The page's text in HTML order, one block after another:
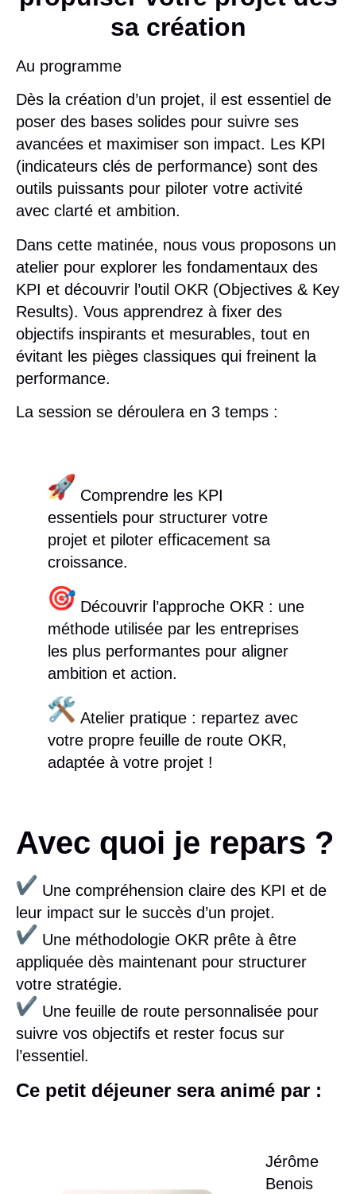
sa création
Au programme
Dès la création d’un projet, il est essentiel de
poser des bases solides pour suivre ses
avancées et maximiser son impact. Les KPI
(indicateurs clés de performance) sont des
outils puissants pour piloter votre activité
avec clarté et ambition.
Dans cette matinée, nous vous proposons un
atelier pour explorer les fondamentaux des
KPI et découvrir l’outil OKR (Objectives & Key
Results). Vous apprendrez à fixer des
objectifs inspirants et mesurables, tout en
évitant les pièges classiques qui freinent la
performance.
La session se déroulera en 3 temps :
Comprendre les KPI
essentiels pour structurer votre
projet et piloter efficacement sa
croissance.
Découvrir l’approche OKR : une
méthode utilisée par les entreprises
les plus performantes pour aligner
ambition et action.
Atelier pratique : repartez avec
votre propre feuille de route OKR,
adaptée à votre projet !
Avec quoi je repars ?
Une compréhension claire des KPI et de
leur impact sur le succès d’un projet.
Une méthodologie OKR prête à être
appliquée dès maintenant pour structurer
votre stratégie.
Une feuille de route personnalisée pour
suivre vos objectifs et rester focus sur
l’essentiel.
Ce petit déjeuner sera animé par :
Jérôme
Benois